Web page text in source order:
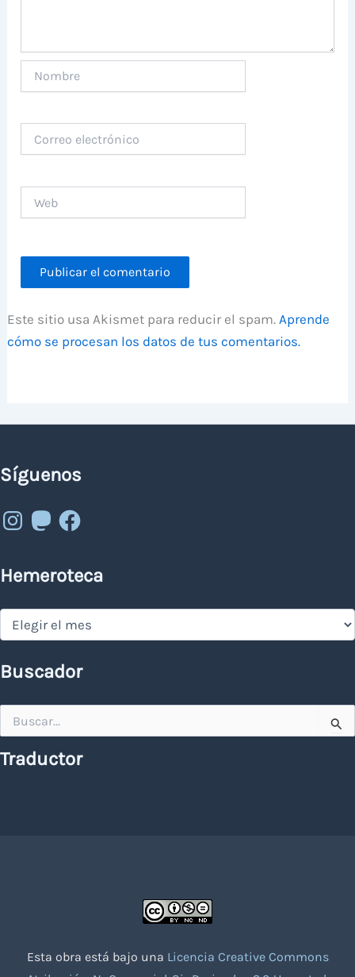
electrónico
Este sitio usa Akismet para reducir el spam.Aprende
cómo se procesan los datos de tus comentarios.
Síguenos
Instagram
MastodonFacebook
Hemeroteca
Hemeroteca
Buscador
por:
Traductor
Esta obra está bajo una Licencia Creative Commons